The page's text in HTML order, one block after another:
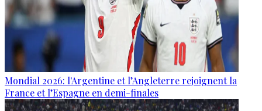
Mondial 2026: l'Argentine et l’Angleterre rejoignent la
France et l’Espagne en demi-finales